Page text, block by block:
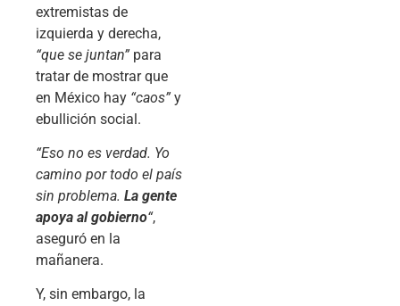
extremistas de
izquierda y derecha,
“que se juntan” para
tratar de mostrar que
en México hay “caos” y
ebullición social.
“Eso no es verdad. Yo
camino por todo el país
sin problema. La gente
apoya al gobierno“,
aseguró en la
mañanera.
Y, sin embargo, la